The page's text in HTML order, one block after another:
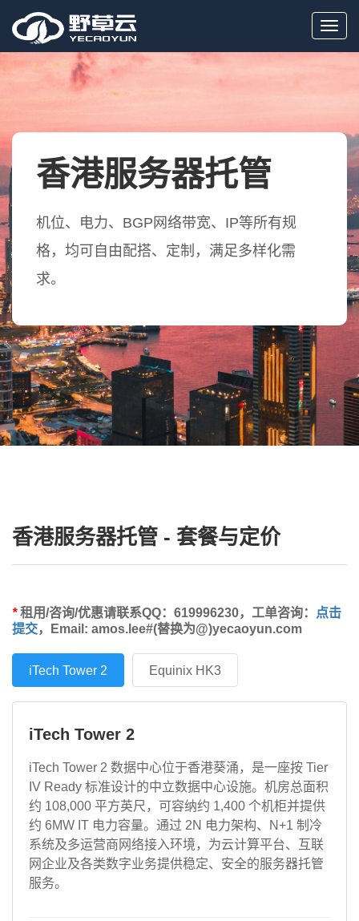
香港服务器托管
机位、电力、BGP网络带宽、IP等所有规
格，均可自由配搭、定制，满足多样化需
求。
香港服务器托管 - 套餐与定价
*租用/咨询/优惠请联系QQ：619996230，工单咨询：
点击
提交，Email: amos.lee#(替换为@)yecaoyun.com
iTech Tower 2 Equinix HK3
iTech Tower 2
iTech Tower 2 数据中心位于香港葵涌，是一座按 Tier
IV Ready 标准设计的中立数据中心设施。机房总面积
约 108,000 平方英尺，可容纳约 1,400 个机柜并提供
约 6MW IT 电力容量。通过 2N 电力架构、N+1 制冷
系统及多运营商网络接入环境，为云计算平台、互联
网企业及各类数字业务提供稳定、安全的服务器托管
服务。